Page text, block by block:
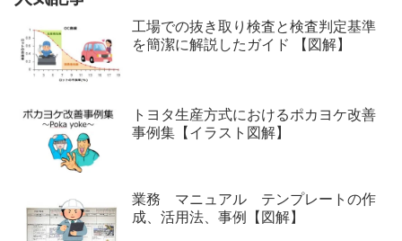
工場での抜き取り検査と検査判定基準
を簡潔に解説したガイド 【図解】
トヨタ生産方式におけるポカヨケ改善
事例集【イラスト図解】
業務 マニュアル テンプレートの作
成、活用法、事例【図解】